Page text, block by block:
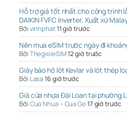
Hỗ trợ giá tốt nhất cho công trình
DAIKIN FVFC Inverter, Xuất xứ
Bởi vinhphat11 giờ trước
Nên mua eSIM trước ngày đi
Bởi ThegioieSIM12 giờ trước
Giày bảo hộ lót Kevlar và lót thép
Bởi Lasa16 giờ trước
Giá cửa nhựa Đài Loan tại phường
Bởi Cua Nhua – Cua Go 17 giờ trước